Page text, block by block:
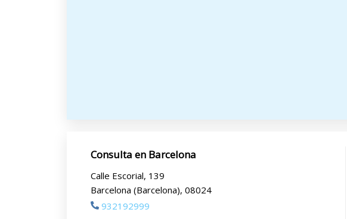
Consulta en Barcelona
Calle Escorial, 139
Barcelona (Barcelona), 08024
932192999